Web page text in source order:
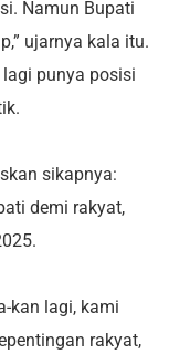
Namun Bupati
ujarnya kala itu.
punya posisi
sikapnya:
demi rakyat,
kan lagi, kami
rakyat,